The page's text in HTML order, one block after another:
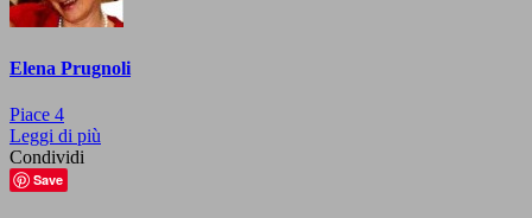
Elena Prugnoli
Piace 4
Leggi di più
Condividi
Save